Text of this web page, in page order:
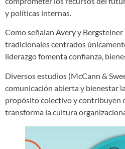
y políticas internas.
Como señalan Avery y
tradicionales centrados
liderazgo fomenta confianza,
Diversos estudios (McCann &
comunicación abierta y bienestar
propósito colectivo y contribuyen
transforma la cultura